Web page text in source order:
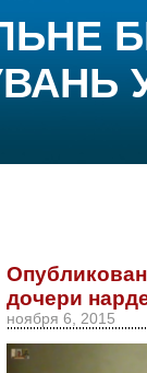
дочери
ноября 6, 2015